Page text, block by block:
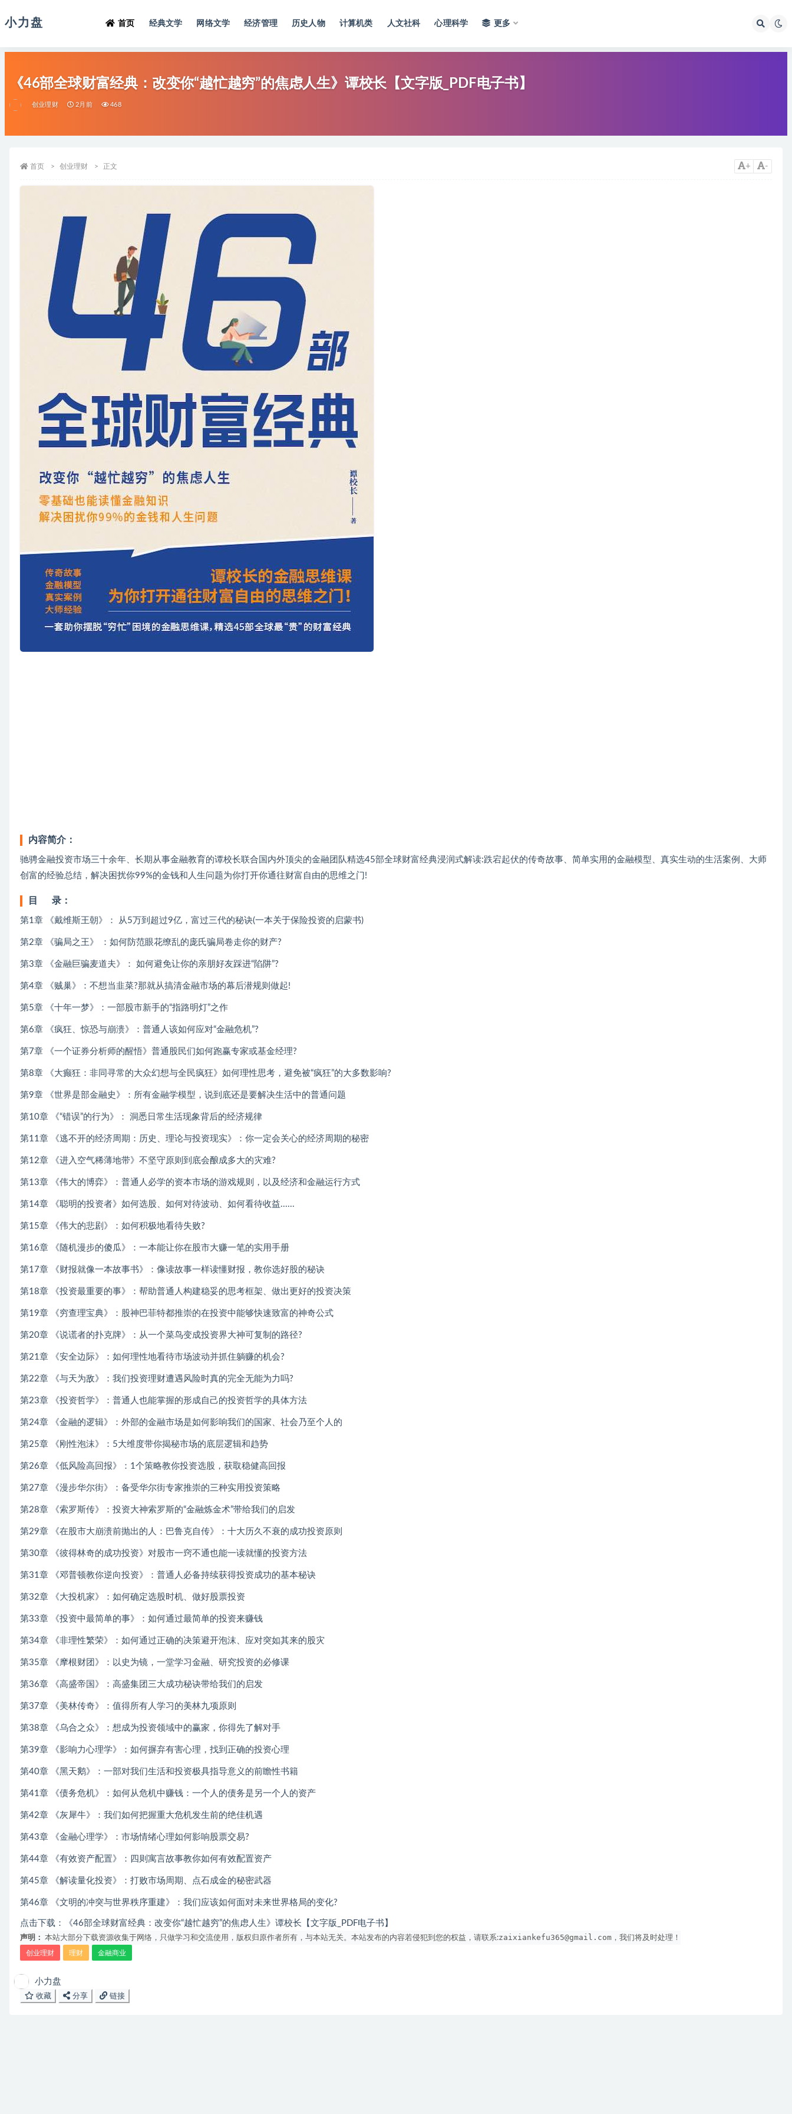
小力盘 首页 经典文学 网络文学 经济管理 历史人物 计算机类 人文社科 心理科学 更多
《46部全球财富经典：改变你“越忙越穷”的焦虑人生》谭校长【文字版_PDF电子书】
创业理财 2月前 468
+ -
首页 创业理财 正文
内容简介：
驰骋金融投资市场三十余年、长期从事金融教育的谭校长联合国内外顶尖的金融团队精选45部全球财富经典浸润式解读:跌宕起伏的传奇故事、简单实用的金融模型、真实生动的生活案例、大师
创富的经验总结，解决困扰你99%的金钱和人生问题为你打开你通往财富自由的思维之门!
目 录：
第1章 《戴维斯王朝》： 从5万到超过9亿，富过三代的秘诀(一本关于保险投资的启蒙书)
第2章 《骗局之王》 ：如何防范眼花缭乱的庞氏骗局卷走你的财产?
第3章 《金融巨骗麦道夫》： 如何避免让你的亲朋好友踩进“陷阱”?
第4章 《贼巢》：不想当韭菜?那就从搞清金融市场的幕后潜规则做起!
第5章 《十年一梦》：一部股市新手的“指路明灯”之作
第6章 《疯狂、惊恐与崩溃》：普通人该如何应对“金融危机”?
第7章 《一个证券分析师的醒悟》普通股民们如何跑赢专家或基金经理?
第8章 《大癫狂：非同寻常的大众幻想与全民疯狂》如何理性思考，避免被“疯狂”的大多数影响?
第9章 《世界是部金融史》：所有金融学模型，说到底还是要解决生活中的普通问题
第10章 《“错误”的行为》： 洞悉日常生活现象背后的经济规律
第11章 《逃不开的经济周期：历史、理论与投资现实》：你一定会关心的经济周期的秘密
第12章 《进入空气稀薄地带》不坚守原则到底会酿成多大的灾难?
第13章 《伟大的博弈》：普通人必学的资本市场的游戏规则，以及经济和金融运行方式
第14章 《聪明的投资者》如何选股、如何对待波动、如何看待收益......
第15章 《伟大的悲剧》：如何积极地看待失败?
第16章 《随机漫步的傻瓜》：一本能让你在股市大赚一笔的实用手册
第17章 《财报就像一本故事书》：像读故事一样读懂财报，教你选好股的秘诀
第18章 《投资最重要的事》：帮助普通人构建稳妥的思考框架、做出更好的投资决策
第19章 《穷查理宝典》：股神巴菲特都推崇的在投资中能够快速致富的神奇公式
第20章 《说谎者的扑克牌》：从一个菜鸟变成投资界大神可复制的路径?
第21章 《安全边际》：如何理性地看待市场波动并抓住躺赚的机会?
第22章 《与天为敌》：我们投资理财遭遇风险时真的完全无能为力吗?
第23章 《投资哲学》：普通人也能掌握的形成自己的投资哲学的具体方法
第24章 《金融的逻辑》：外部的金融市场是如何影响我们的国家、社会乃至个人的
第25章 《刚性泡沫》：5大维度带你揭秘市场的底层逻辑和趋势
第26章 《低风险高回报》：1个策略教你投资选股，获取稳健高回报
第27章 《漫步华尔街》：备受华尔街专家推崇的三种实用投资策略
第28章 《索罗斯传》：投资大神索罗斯的“金融炼金术”带给我们的启发
第29章 《在股市大崩溃前抛出的人：巴鲁克自传》：十大历久不衰的成功投资原则
第30章 《彼得林奇的成功投资》对股市一窍不通也能一读就懂的投资方法
第31章 《邓普顿教你逆向投资》：普通人必备持续获得投资成功的基本秘诀
第32章 《大投机家》：如何确定选股时机、做好股票投资
第33章 《投资中最简单的事》：如何通过最简单的投资来赚钱
第34章 《非理性繁荣》：如何通过正确的决策避开泡沫、应对突如其来的股灾
第35章 《摩根财团》：以史为镜，一堂学习金融、研究投资的必修课
第36章 《高盛帝国》：高盛集团三大成功秘诀带给我们的启发
第37章 《美林传奇》：值得所有人学习的美林九项原则
第38章 《乌合之众》：想成为投资领域中的赢家，你得先了解对手
第39章 《影响力心理学》：如何摒弃有害心理，找到正确的投资心理
第40章 《黑天鹅》：一部对我们生活和投资极具指导意义的前瞻性书籍
第41章 《债务危机》：如何从危机中赚钱：一个人的债务是另一个人的资产
第42章 《灰犀牛》：我们如何把握重大危机发生前的绝佳机遇
第43章 《金融心理学》：市场情绪心理如何影响股票交易?
第44章 《有效资产配置》：四则寓言故事教你如何有效配置资产
第45章 《解读量化投资》：打败市场周期、点石成金的秘密武器
第46章 《文明的冲突与世界秩序重建》：我们应该如何面对未来世界格局的变化?
点击下载： 《46部全球财富经典：改变你“越忙越穷”的焦虑人生》谭校长【文字版_PDF电子书】
声明： 本站大部分下载资源收集于网络，只做学习和交流使用，版权归原作者所有，与本站无关。本站发布的内容若侵犯到您的权益，请联系:zaixiankefu365@gmail.com ，我们将及时处理！
创业理财 理财 金融商业
小力盘
收藏
分享 链接